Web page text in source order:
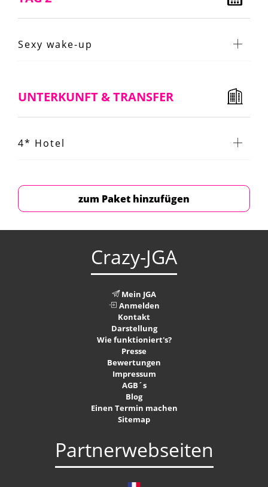
Sexy wake-up
UNTERKUNFT & TRANSFER
4* Hotel
zum Paket hinzufügen
Crazy-JGA
Mein JGA
Anmelden
Kontakt
Darstellung
Wie funktioniert's?
Presse
Bewertungen
Impressum
AGB´s
Blog
Einen Termin machen
Sitemap
Partnerwebseiten